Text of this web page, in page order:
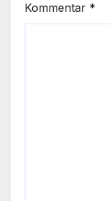
Kommentar *